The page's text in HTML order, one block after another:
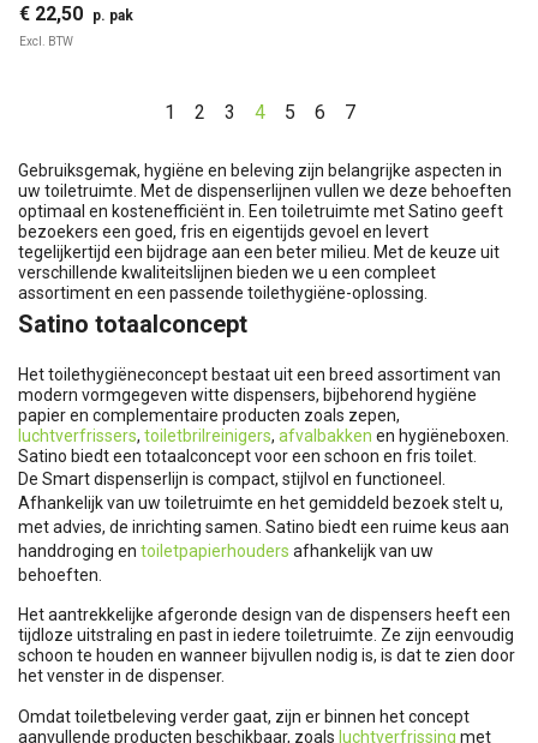
€ 22,50 p. pak
Excl. BTW
1 2 3 4 5 6 7
Gebruiksgemak, hygiëne en beleving zijn belangrijke aspecten in
uw toiletruimte. Met de dispenserlijnen vullen we deze behoeften
optimaal en kostenefficiënt in. Een toiletruimte met Satino geeft
bezoekers een goed, fris en eigentijds gevoel en levert
tegelijkertijd een bijdrage aan een beter milieu. Met de keuze uit
verschillende kwaliteitslijnen bieden we u een compleet
assortiment en een passende toilethygiëne-oplossing.
Satino totaalconcept
Het toilethygiëneconcept bestaat uit een breed assortiment van
modern vormgegeven witte dispensers, bijbehorend hygiëne
papier en complementaire producten zoals zepen,
luchtverfrissers, toiletbrilreinigers, afvalbakken en hygiëneboxen.
Satino biedt een totaalconcept voor een schoon en fris toilet.
De Smart dispenserlijn is compact, stijlvol en functioneel.
Afhankelijk van uw toiletruimte en het gemiddeld bezoek stelt u,
met advies, de inrichting samen. Satino biedt een ruime keus aan
handdroging en toiletpapierhouders afhankelijk van uw
behoeften.
Het aantrekkelijke afgeronde design van de dispensers heeft een
tijdloze uitstraling en past in iedere toiletruimte. Ze zijn eenvoudig
schoon te houden en wanneer bijvullen nodig is, is dat te zien door
het venster in de dispenser.
Omdat toiletbeleving verder gaat, zijn er binnen het concept
aanvullende producten beschikbaar, zoals luchtverfrissing met